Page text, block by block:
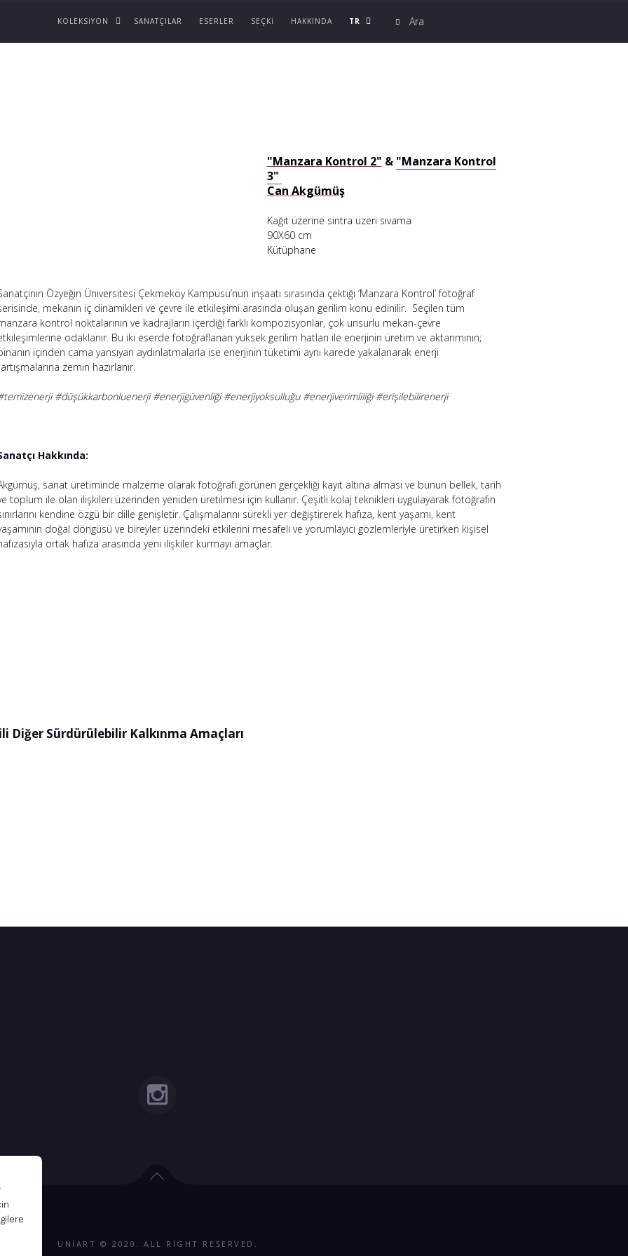
KOLEKSIYON SANATÇILAR ESERLER SEÇKI HAKKINDA
"Manzara Kontrol 2" & "Manzara Kontrol
3"
Can Akgümüş
Kağıt üzerine sintra üzeri sıvama
90X60 cm
Kütüphane
Özyeğin Üniversitesi Çekmeköy Kampüsü’nün inşaatı sırasında çektiği ‘Manzara Kontrol’ fotoğraf
mekanın iç dinamikleri ve çevre ile etkileşimi arasında oluşan gerilim konu edinilir. Seçilen tüm
kontrol noktalarının ve kadrajların içerdiği farklı kompozisyonlar, çok unsurlu mekan-çevre
odaklanır. Bu iki eserde fotoğraflanan yüksek gerilim hatları ile enerjinin üretim ve aktarımının;
içinden cama yansıyan aydınlatmalarla ise enerjinin tüketimi aynı karede yakalanarak enerji
zemin hazırlanır.
#düşükkarbonluenerji #enerjigüvenliği #enerjiyoksulluğu #enerjiverimliliği #erişilebilirenerji
Hakkında:
sanat üretiminde malzeme olarak fotoğrafı görünen gerçekliği kayıt altına alması ve bunun bellek, tarih
toplum ile olan ilişkileri üzerinden yeniden üretilmesi için kullanır. Çeşitli kolaj teknikleri uygulayarak fotoğrafın
kendine özgü bir dille genişletir. Çalışmalarını sürekli yer değiştirerek hafıza, kent yaşamı, kent
doğal döngüsü ve bireyler üzerindeki etkilerini mesafeli ve yorumlayıcı gözlemleriyle üretirken kişisel
ortak hafıza arasında yeni ilişkiler kurmayı amaçlar.
Diğer Sürdürülebilir Kalkınma Amaçları
UNIART © 2020. ALL RIGHT RESERVED.